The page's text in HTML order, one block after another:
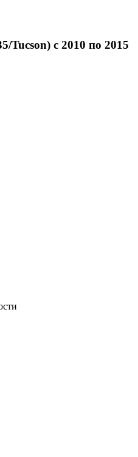
Tucson) с 2010 по 2015